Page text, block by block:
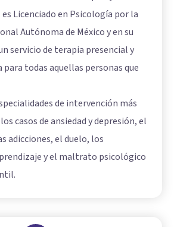
Licenciado en Psicología por la
Autónoma de México y en su
servicio de terapia presencial y
todas aquellas personas que
de intervención más
casos de ansiedad y depresión, el
adicciones, el duelo, los
y el maltrato psicológico